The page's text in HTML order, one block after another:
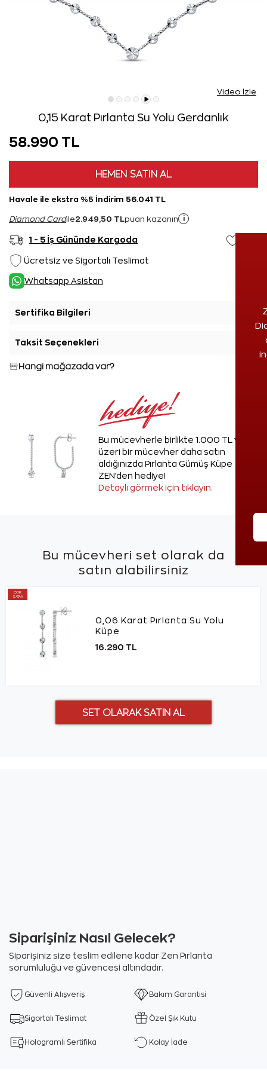
Video İzle
0,15 Karat Pırlanta Su Yolu Gerdanlık
58.990 TL
HEMEN SATIN AL
Havale ile ekstra %5 İndirim 56.041 TL
Diamond Cardile2.949,50 TL puan kazanın i
1 - 5 İş Gününde Kargoda
Ücretsiz ve Sigortalı Teslimat
Whatsapp Asistan
Sertifika Bilgileri
Taksit Seçenekleri
Hangi mağazada var?
Bu mücevherle birlikte 1.000 TL ve
üzeri bir mücevher daha satın
aldığınızda Pırlanta Gümüş Küpe
ZEN'den hediye!
Detaylı görmek için tıklayın.
Bu mücevheri set olarak da
satın alabilirsiniz
ÇOK
SATAN
0,06 Karat Pırlanta Su Yolu
Küpe
16.290 TL
Siparişiniz Nasıl Gelecek?
Siparişiniz size teslim edilene kadar Zen Pırlanta
sorumluluğu ve güvencesi altındadır.
Güvenli Alışveriş Bakım Garantisi
Sigortalı Teslimat Özel Şık Kutu
Hologramlı Sertifika Kolay İade